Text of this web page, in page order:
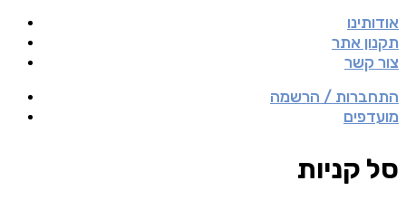
אודותינו
תקנון אתר
צור קשר
התחברות / הרשמה
מועדפים
סל קניות